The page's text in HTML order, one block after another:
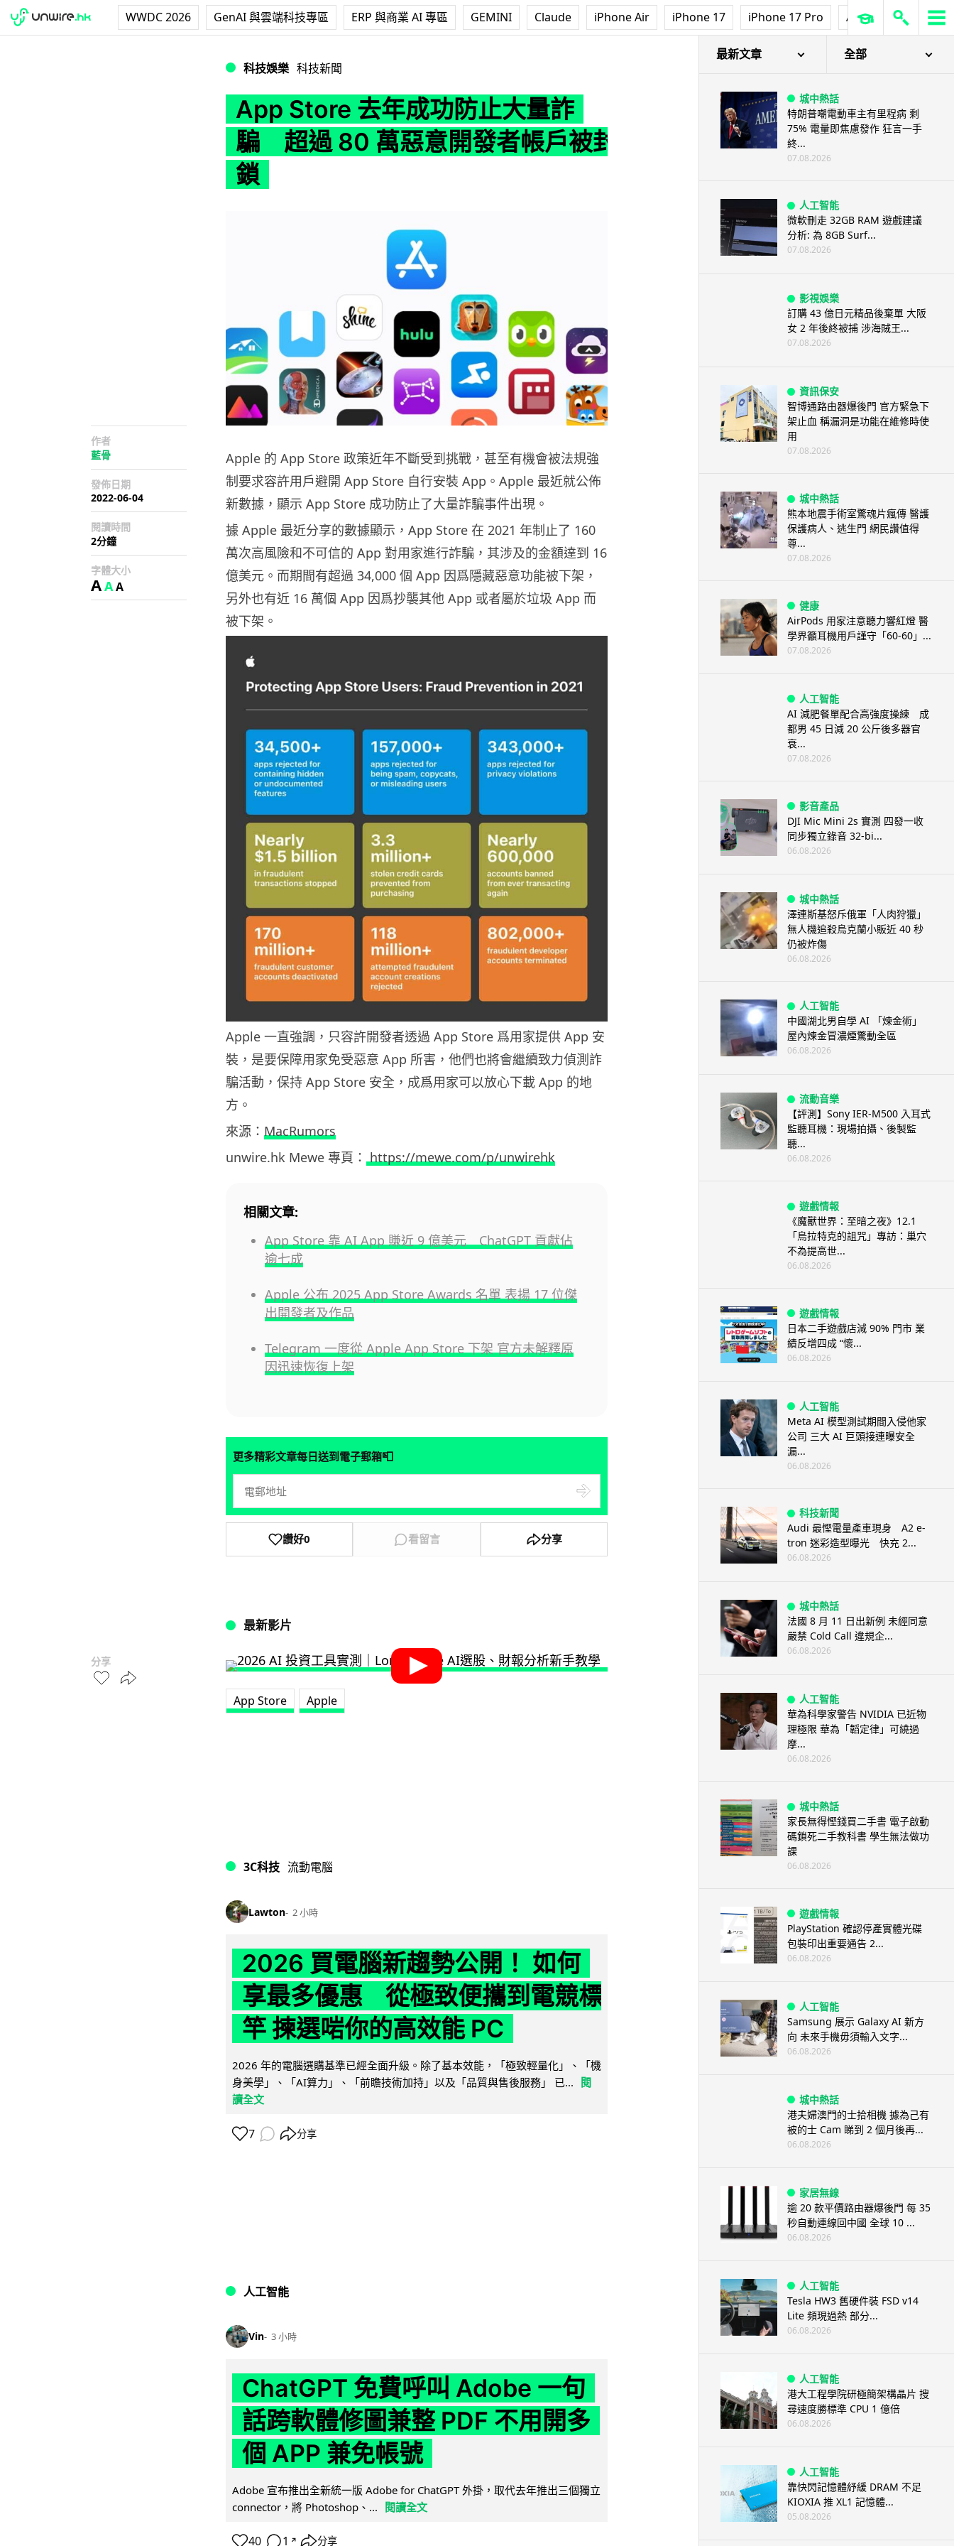
WWDC 2026 GenAI 與雲端科技專區 ERP 與商業 AI 專區 GEMINI Claude iPhone Air iPhone 17 iPhone 17 Pro AirPods Pro 3
科技娛樂 科技新聞
App Store 去年成功防止大量詐
騙 超過 80 萬惡意開發者帳戶被封
鎖
作者
藍骨
發佈日期
2022-06-04
閱讀時間
2分鐘
字體大小
AAA
分享
Apple 的 App Store 政策近年不斷受到挑戰，甚至有機會被法規強
制要求容許用戶避開 App Store 自行安裝 App。Apple 最近就公佈
新數據，顯示 App Store 成功防止了大量詐騙事件出現。
據 Apple 最近分享的數據顯示，App Store 在 2021 年制止了 160
萬次高風險和不可信的 App 對用家進行詐騙，其涉及的金額達到 16
億美元。而期間有超過 34,000 個 App 因爲隱藏惡意功能被下架，
另外也有近 16 萬個 App 因爲抄襲其他 App 或者屬於垃圾 App 而
被下架。
Apple 一直強調，只容許開發者透過 App Store 爲用家提供 App 安
裝，是要保障用家免受惡意 App 所害，他們也將會繼續致力偵測詐
騙活動，保持 App Store 安全，成爲用家可以放心下載 App 的地
方。
來源： MacRumors
unwire.hk Mewe 專頁： https://mewe.com/p/unwirehk
相關文章:
App Store 靠 AI App 賺近 9 億美元 ChatGPT 貢獻佔
逾七成
Apple 公布 2025 App Store Awards 名單 表揚 17 位傑
出開發者及作品
Telegram 一度從 Apple App Store 下架 官方未解釋原
因迅速恢復上架
更多精彩文章每日送到電子郵箱📮
讚好0 看留言 分享
最新影片
App Store Apple
3C科技 流動電腦
Lawton 2 小時
2026 買電腦新趨勢公開！ 如何
享最多優惠 從極致便攜到電競標
竿 揀選啱你的高效能 PC
2026 年的電腦選購基準已經全面升級。除了基本效能，「極致輕量化」、「機
身美學」、「AI算力」、「前瞻技術加持」以及「品質與售後服務」 已...
閱
讀全文
7 分享
人工智能
Vin 3 小時
ChatGPT 免費呼叫 Adobe 一句
話跨軟體修圖兼整 PDF 不用開多
個 APP 兼免帳號
Adobe 宣布推出全新統一版 Adobe for ChatGPT 外掛，取代去年推出三個獨立
connector，將 Photoshop、... 閱讀全文
40 1 ↗ 分享
最新文章 全部
城中熱話
特朗普嘲電動車主有里程病 剩
75% 電量即焦慮發作 狂言一手
終...
07.08.2026
人工智能
微軟刪走 32GB RAM 遊戲建議
分析: 為 8GB Surf...
07.08.2026
影視娛樂
訂購 43 億日元精品後棄單 大阪
女 2 年後終被捕 涉海賊王...
07.08.2026
資訊保安
智博通路由器爆後門 官方緊急下
架止血 稱漏洞是功能在維修時使
用
07.08.2026
城中熱話
熊本地震手術室驚魂片瘋傳 醫護
保護病人、逃生門 網民讚值得
尊...
07.08.2026
健康
AirPods 用家注意聽力響紅燈 醫
學界籲耳機用戶謹守「60-60」...
07.08.2026
人工智能
AI 減肥餐單配合高強度操練 成
都男 45 日減 20 公斤後多器官
衰...
07.08.2026
影音產品
DJI Mic Mini 2s 實測 四發一收
同步獨立錄音 32-bi...
06.08.2026
城中熱話
澤連斯基怒斥俄軍「人肉狩獵」
無人機追殺烏克蘭小販近 40 秒
仍被炸傷
06.08.2026
人工智能
中國湖北男自學 AI 「煉金術」
屋內煉金冒濃煙驚動全區
06.08.2026
流動音樂
【評測】Sony IER-M500 入耳式
監聽耳機：現場拍攝、後製監
聽...
06.08.2026
遊戲情報
《魔獸世界：至暗之夜》12.1
「烏拉特克的詛咒」專訪：巢穴
不為提高世...
06.08.2026
遊戲情報
日本二手遊戲店減 90% 門市 業
績反增四成 “懷...
06.08.2026
人工智能
Meta AI 模型測試期間入侵他家
公司 三大 AI 巨頭接連曝安全
漏...
06.08.2026
科技新聞
Audi 最慳電量產車現身 A2 e-
tron 迷彩造型曝光 快充 2...
06.08.2026
城中熱話
法國 8 月 11 日出新例 未經同意
嚴禁 Cold Call 違規企...
06.08.2026
人工智能
華為科學家警告 NVIDIA 已近物
理極限 華為「韜定律」可繞過
摩...
06.08.2026
城中熱話
家長無得慳錢買二手書 電子啟動
碼鎖死二手教科書 學生無法做功
課
06.08.2026
遊戲情報
PlayStation 確認停產實體光碟
包裝印出重要通告 2...
06.08.2026
人工智能
Samsung 展示 Galaxy AI 新方
向 未來手機毋須輸入文字...
06.08.2026
城中熱話
港夫婦澳門的士拾相機 據為己有
被的士 Cam 睇到 2 個月後再...
06.08.2026
家居無線
逾 20 款平價路由器爆後門 每 35
秒自動連線回中國 全球 10 ...
06.08.2026
人工智能
Tesla HW3 舊硬件裝 FSD v14
Lite 頻現過熱 部分...
06.08.2026
人工智能
港大工程學院研極簡架構晶片 搜
尋速度勝標準 CPU 1 億倍
06.08.2026
人工智能
靠快閃記憶體紓緩 DRAM 不足
KIOXIA 推 XL1 記憶體...
05.08.2026